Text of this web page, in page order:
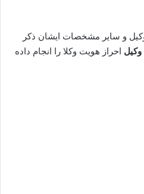
و سایر مشخصات ایشان ذکر
احراز هویت وکلا را انجام داده